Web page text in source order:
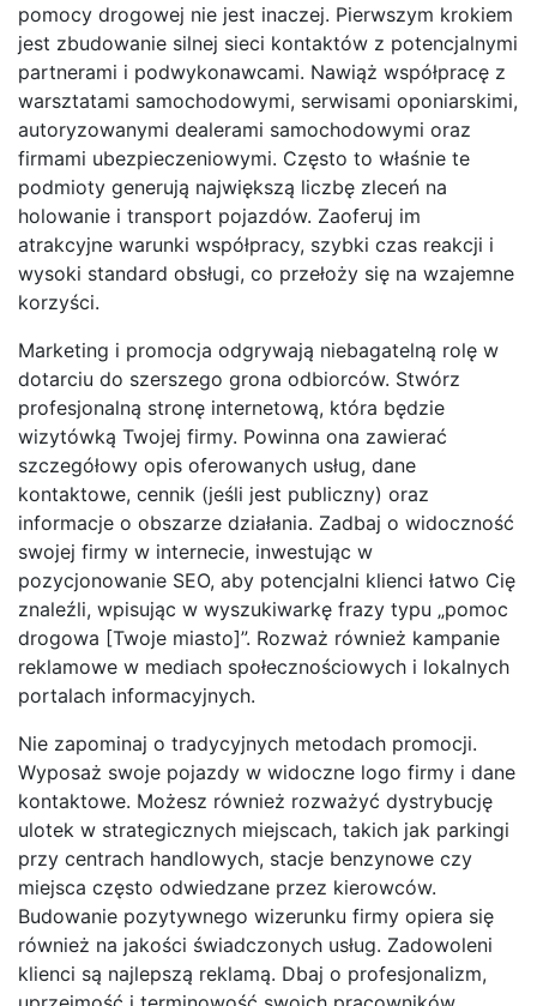
pomocy drogowej nie jest inaczej. Pierwszym krokiem
jest zbudowanie silnej sieci kontaktów z potencjalnymi
partnerami i podwykonawcami. Nawiąż współpracę z
warsztatami samochodowymi, serwisami oponiarskimi,
autoryzowanymi dealerami samochodowymi oraz
firmami ubezpieczeniowymi. Często to właśnie te
podmioty generują największą liczbę zleceń na
holowanie i transport pojazdów. Zaoferuj im
atrakcyjne warunki współpracy, szybki czas reakcji i
wysoki standard obsługi, co przełoży się na wzajemne
korzyści.
Marketing i promocja odgrywają niebagatelną rolę w
dotarciu do szerszego grona odbiorców. Stwórz
profesjonalną stronę internetową, która będzie
wizytówką Twojej firmy. Powinna ona zawierać
szczegółowy opis oferowanych usług, dane
kontaktowe, cennik (jeśli jest publiczny) oraz
informacje o obszarze działania. Zadbaj o widoczność
swojej firmy w internecie, inwestując w
pozycjonowanie SEO, aby potencjalni klienci łatwo Cię
znaleźli, wpisując w wyszukiwarkę frazy typu „pomoc
drogowa [Twoje miasto]”. Rozważ również kampanie
reklamowe w mediach społecznościowych i lokalnych
portalach informacyjnych.
Nie zapominaj o tradycyjnych metodach promocji.
Wyposaż swoje pojazdy w widoczne logo firmy i dane
kontaktowe. Możesz również rozważyć dystrybucję
ulotek w strategicznych miejscach, takich jak parkingi
przy centrach handlowych, stacje benzynowe czy
miejsca często odwiedzane przez kierowców.
Budowanie pozytywnego wizerunku firmy opiera się
również na jakości świadczonych usług. Zadowoleni
klienci są najlepszą reklamą. Dbaj o profesjonalizm,